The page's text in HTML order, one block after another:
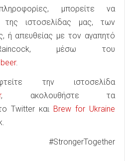
μπορείτε να
της ιστοσελίδας μας, των
ή απευθείας με τον αγαπητό
μέσω του
.
την ιστοσελίδα
, ακολουθήστε τα
Twitter και Brew for Ukraine
#StrongerTogether